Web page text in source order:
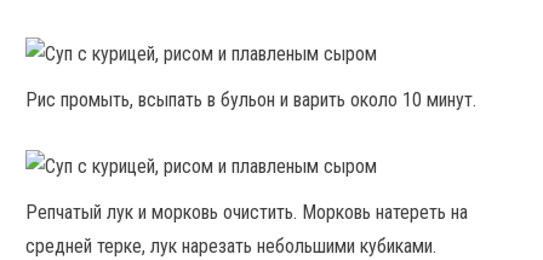
Рис промыть, всыпать в бульон и варить около 10 минут.
Репчатый лук и морковь очистить. Морковь натереть на
средней терке, лук нарезать небольшими кубиками.